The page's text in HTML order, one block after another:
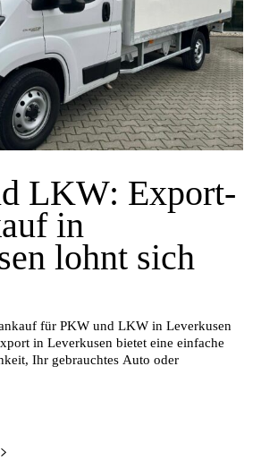
LKW: Export-
in
lohnt sich
für PKW und LKW in Leverkusen
in Leverkusen bietet eine einfache
Ihr gebrauchtes Auto oder